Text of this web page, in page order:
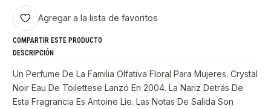
Agregar a la lista de favoritos
COMPARTIR ESTE PRODUCTO
DESCRIPCIÓN
Un Perfume De La Familia Olfativa Floral Para Mujeres. Crystal
Noir Eau De Toilettese Lanzó En 2004. La Nariz Detrás De
Esta Fragrancia Es Antoine Lie. Las Notas De Salida Son